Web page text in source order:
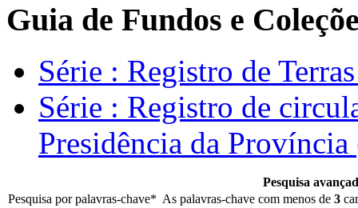
Guia de Fundos e
Série : Registro de
Série : Registro de
Presidência da
Pesquisa
Pesquisa por palavras-chave* As palavras-chave com menos de 3